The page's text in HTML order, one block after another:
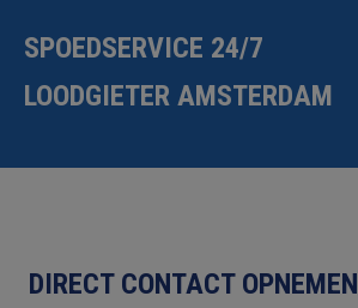
SPOEDSERVICE 24/7
LOODGIETER AMSTERDAM
DIRECT CONTACT OPNEMEN